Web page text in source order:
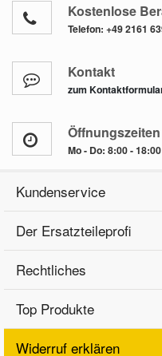
Kostenlose
Telefon: +49 2161
Kontakt
zum
Öffnungszeiten
Mo - Do: 8:00 -
Kundenservice
Der Ersatzteileprofi
Rechtliches
Top Produkte
Widerruf erklären